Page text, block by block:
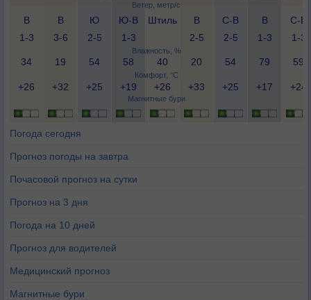
Ветер, метр/с
Влажность, %
Комфорт, °C
Магнитные бури
В
1-3
В
3-6
Ю
2-5
Ю-В
1-3
Штиль
В
2-5
С-В
2-5
В
1-3
С-В
1-3
34 19 54 58 40 20 54 79 59
+26 +32 +25 +19 +26 +33 +25 +17 +24
Погода сегодня
Прогноз погоды на завтра
Почасовой прогноз на сутки
Прогноз на 3 дня
Погода на 10 дней
Прогноз для водителей
Медицинский прогноз
Магнитные бури